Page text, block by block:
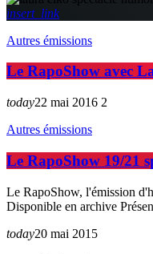
insert_link
Autres émissions
Le RapoShow avec
today22 mai 2016 2
Autres émissions
Le RapoShow 19/21
Le RapoShow, l'émission
Disponible en archive
today20 mai 2015